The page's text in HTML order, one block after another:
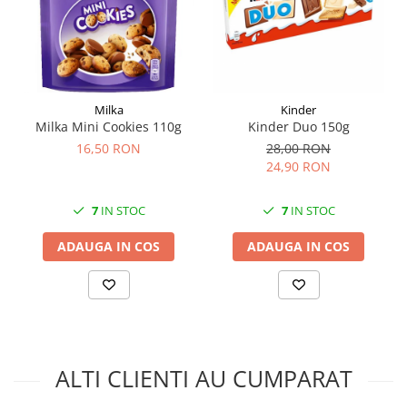
Milka
Milka Mini Cookies 110g
16,50 RON
7IN STOC
ADAUGA IN COS
Kinder
Kinder Duo 150g
28,00 RON
24,90 RON
7IN STOC
ADAUGA IN COS
ALTI CLIENTI AU CUMPARAT